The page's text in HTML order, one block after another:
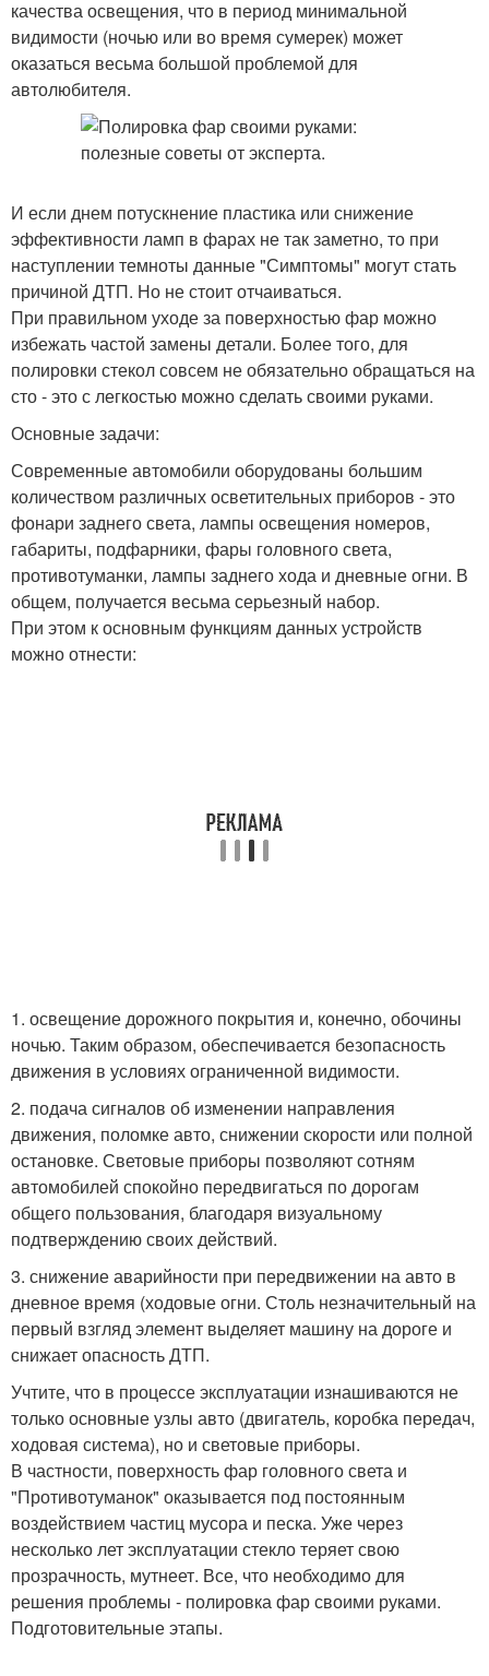
качества освещения, что в период минимальной
видимости (ночью или во время сумерек) может
оказаться весьма большой проблемой для
автолюбителя.
И если днем потускнение пластика или снижение
эффективности ламп в фарах не так заметно, то при
наступлении темноты данные "Симптомы" могут стать
причиной ДТП. Но не стоит отчаиваться.
При правильном уходе за поверхностью фар можно
избежать частой замены детали. Более того, для
полировки стекол совсем не обязательно обращаться на
сто - это с легкостью можно сделать своими руками.
Основные задачи:
Современные автомобили оборудованы большим
количеством различных осветительных приборов - это
фонари заднего света, лампы освещения номеров,
габариты, подфарники, фары головного света,
противотуманки, лампы заднего хода и дневные огни. В
общем, получается весьма серьезный набор.
При этом к основным функциям данных устройств
можно отнести:
1. освещение дорожного покрытия и, конечно, обочины
ночью. Таким образом, обеспечивается безопасность
движения в условиях ограниченной видимости.
2. подача сигналов об изменении направления
движения, поломке авто, снижении скорости или полной
остановке. Световые приборы позволяют сотням
автомобилей спокойно передвигаться по дорогам
общего пользования, благодаря визуальному
подтверждению своих действий.
3. снижение аварийности при передвижении на авто в
дневное время (ходовые огни. Столь незначительный на
первый взгляд элемент выделяет машину на дороге и
снижает опасность ДТП.
Учтите, что в процессе эксплуатации изнашиваются не
только основные узлы авто (двигатель, коробка передач,
ходовая система), но и световые приборы.
В частности, поверхность фар головного света и
"Противотуманок" оказывается под постоянным
воздействием частиц мусора и песка. Уже через
несколько лет эксплуатации стекло теряет свою
прозрачность, мутнеет. Все, что необходимо для
решения проблемы - полировка фар своими руками.
Подготовительные этапы.